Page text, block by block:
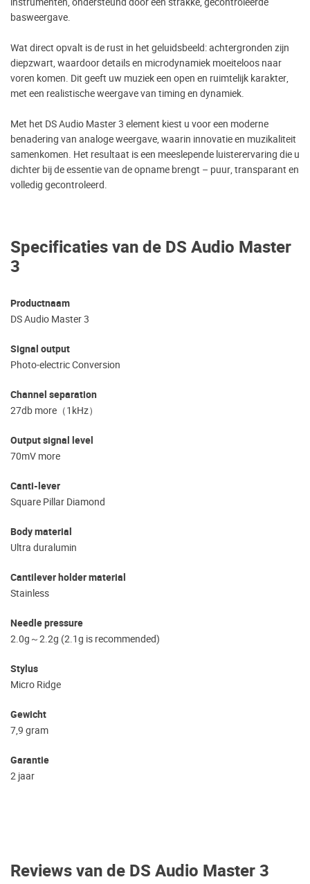
Specificaties van de DS Audio Master
3
Productnaam
DS Audio Master 3
Signal output
Photo-electric Conversion
Channel separation
27db more（1kHz）
Output signal level
70mV more
Canti-lever
Square Pillar Diamond
Body material
Ultra duralumin
Cantilever holder material
Stainless
Needle pressure
2.0g～2.2g (2.1g is recommended)
Stylus
Micro Ridge
Gewicht
7,9 gram
Garantie
2 jaar
basweergave.
Wat direct opvalt is de rust in het geluidsbeeld: achtergronden zijn
diepzwart, waardoor details en microdynamiek moeiteloos naar
voren komen. Dit geeft uw muziek een open en ruimtelijk karakter,
met een realistische weergave van timing en dynamiek.
Met het DS Audio Master 3 element kiest u voor een moderne
benadering van analoge weergave, waarin innovatie en muzikaliteit
samenkomen. Het resultaat is een meeslepende luisterervaring die u
dichter bij de essentie van de opname brengt – puur, transparant en
volledig gecontroleerd.
Reviews van de DS Audio Master 3